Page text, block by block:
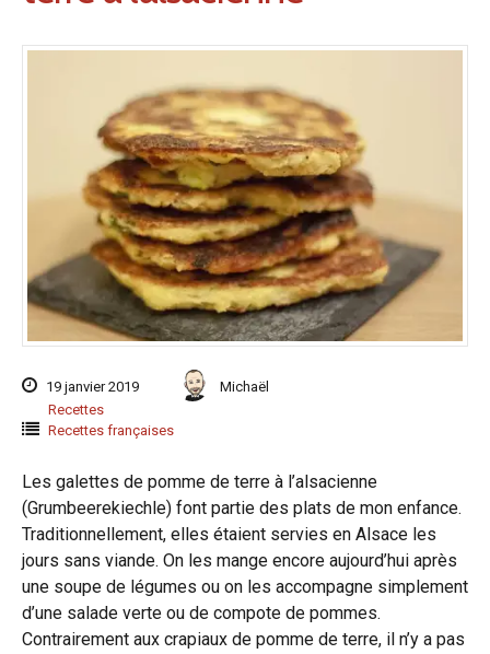
19 janvier 2019
Michaël
Recettes
Recettes françaises
Les galettes de pomme de terre à l’alsacienne
(Grumbeerekiechle) font partie des plats de mon enfance.
Traditionnellement, elles étaient servies en Alsace les
jours sans viande. On les mange encore aujourd’hui après
une soupe de légumes ou on les accompagne simplement
d’une salade verte ou de compote de pommes.
Contrairement aux crapiaux de pomme de terre, il n’y a pas